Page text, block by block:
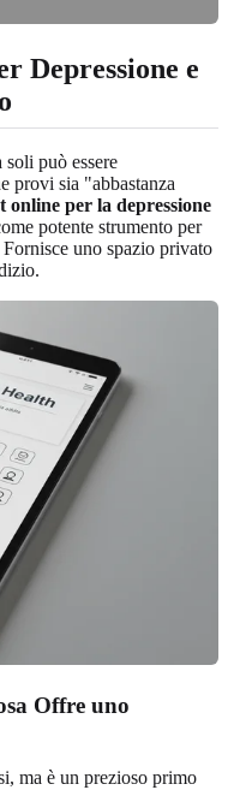
Depressione e
può essere
provi sia "abbastanza
online per la depressione
potente strumento per
uno spazio privato
Offre uno
ma è un prezioso primo